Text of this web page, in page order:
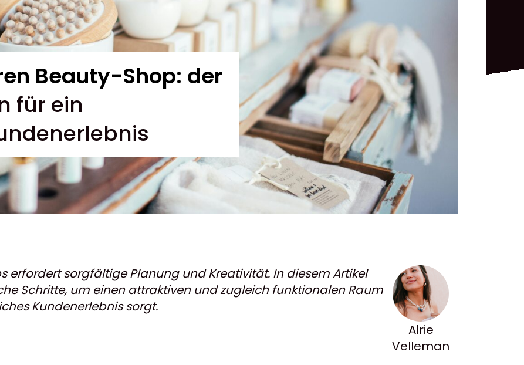
Beauty-Shop: der
für ein
erfordert sorgfältige Planung und Kreativität. In diesem Artikel
Schritte, um einen attraktiven und zugleich funktionalen Raum
Kundenerlebnis sorgt.
Alrie
Velleman